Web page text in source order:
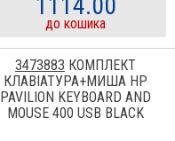
до кошика
3473883 КОМПЛЕКТ
КЛАВІАТУРА+МИША HP
PAVILION KEYBOARD AND
MOUSE 400 USB BLACK